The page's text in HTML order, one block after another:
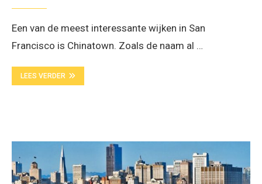
Een van de meest interessante wijken in San
Francisco is Chinatown. Zoals de naam al …
LEES VERDER